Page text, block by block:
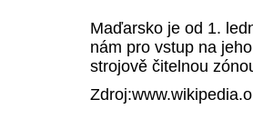
Maďarsko je od 1.
nám pro vstup na
strojově čitelnou